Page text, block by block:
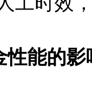
性能的影